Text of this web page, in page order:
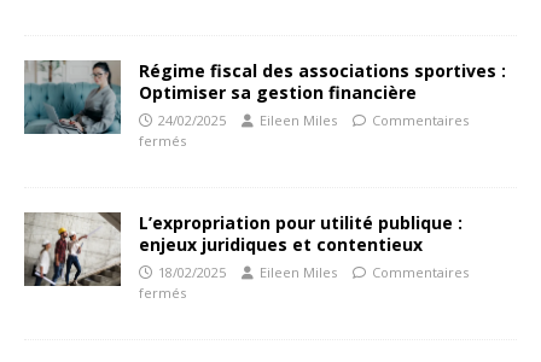
Régime fiscal des associations sportives :
Optimiser sa gestion financière
24/02/2025 Eileen Miles
Commentaires
fermés
L’expropriation pour utilité publique :
enjeux juridiques et contentieux
18/02/2025 Eileen Miles
Commentaires
fermés